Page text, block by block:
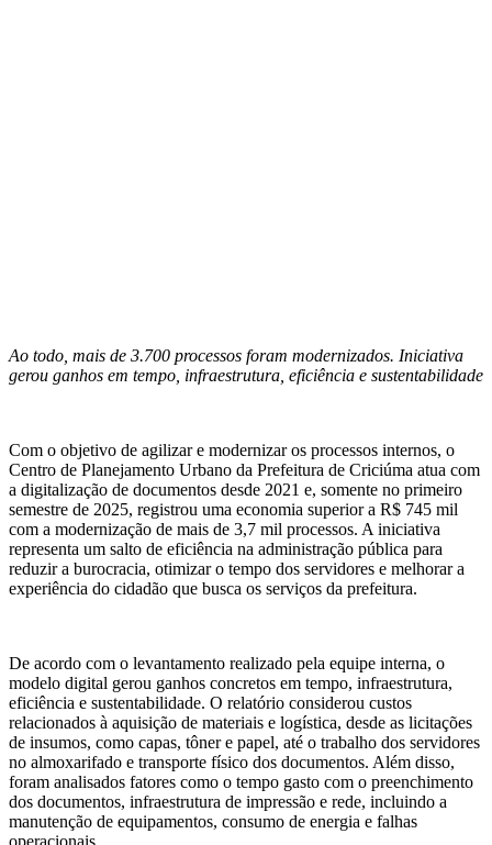
Ao todo, mais de 3.700 processos foram modernizados. Iniciativa
gerou ganhos em tempo, infraestrutura, eficiência e sustentabilidade
Com o objetivo de agilizar e modernizar os processos internos, o
Centro de Planejamento Urbano da Prefeitura de Criciúma atua com
a digitalização de documentos desde 2021 e, somente no primeiro
semestre de 2025, registrou uma economia superior a R$ 745 mil
com a modernização de mais de 3,7 mil processos. A iniciativa
representa um salto de eficiência na administração pública para
reduzir a burocracia, otimizar o tempo dos servidores e melhorar a
experiência do cidadão que busca os serviços da prefeitura.
De acordo com o levantamento realizado pela equipe interna, o
modelo digital gerou ganhos concretos em tempo, infraestrutura,
eficiência e sustentabilidade. O relatório considerou custos
relacionados à aquisição de materiais e logística, desde as licitações
de insumos, como capas, tôner e papel, até o trabalho dos servidores
no almoxarifado e transporte físico dos documentos. Além disso,
foram analisados fatores como o tempo gasto com o preenchimento
dos documentos, infraestrutura de impressão e rede, incluindo a
manutenção de equipamentos, consumo de energia e falhas
operacionais.